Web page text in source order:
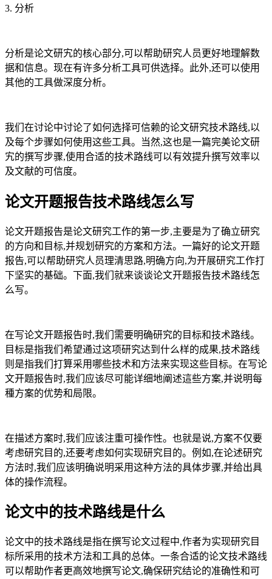
3. 分析
分析是论文研宄的核心部分,可以帮助研究人员更好地理解数
据和信息。现在有许多分析工具可供选择。此外,还可以使用
其他的工具做深度分析。
我们在讨论中讨论了如何选择可信赖的论文研究技术路线,以
及每个步骤如何使用这些工具。当然,这也是一篇完美论文研
宄的撰写步骤,使用合适的技术路线可以有效提升撰写效率以
及文献的可信度。
论文开题报告技术路线怎么写
论文开题报告是论文研究工作的第一步,主要是为了确立研究
的方向和目标,并规划研究的方案和方法。一篇好的论文开题
报告,可以帮助研究人员理清思路,明确方向,为开展研究工作打
下坚实的基础。下面,我们就来谈谈论文开题报告技术路线怎
么写。
在写论文开题报告时,我们需要明确研究的目标和技术路线。
目标是指我们希望通过这项研究达到什么样的成果,技术路线
则是指我们打算采用哪些技术和方法来实现这些目标。在写论
文开题报告时,我们应该尽可能详细地阐述這些方案,并说明每
種方案的优势和局限。
在描述方案时,我们应该注重可操作性。也就是说,方案不仅要
考虑研究目的,还要考虑如何实现研究目的。例如,在论述研究
方法时,我们应该明确说明采用这种方法的具体步骤,并给出具
体的操作流程。
论文中的技术路线是什么
论文中的技术路线是指在撰写论文过程中,作者为实现研究目
标所采用的技术方法和工具的总体。一条合适的论文技术路线
可以帮助作者更高效地撰写论文,确保研究结论的准确性和可